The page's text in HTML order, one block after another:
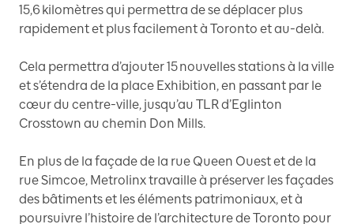
15,6 kilomètres qui permettra de se déplacer plus
rapidement et plus facilement à Toronto et au-delà.
Cela permettra d’ajouter 15 nouvelles stations à la ville
et s’étendra de la place Exhibition, en passant par le
cœur du centre-ville, jusqu’au TLR d’Eglinton
Crosstown au chemin Don Mills.
En plus de la façade de la rue Queen Ouest et de la
rue Simcoe, Metrolinx travaille à préserver les façades
des bâtiments et les éléments patrimoniaux, et à
poursuivre l’histoire de l’architecture de Toronto pour